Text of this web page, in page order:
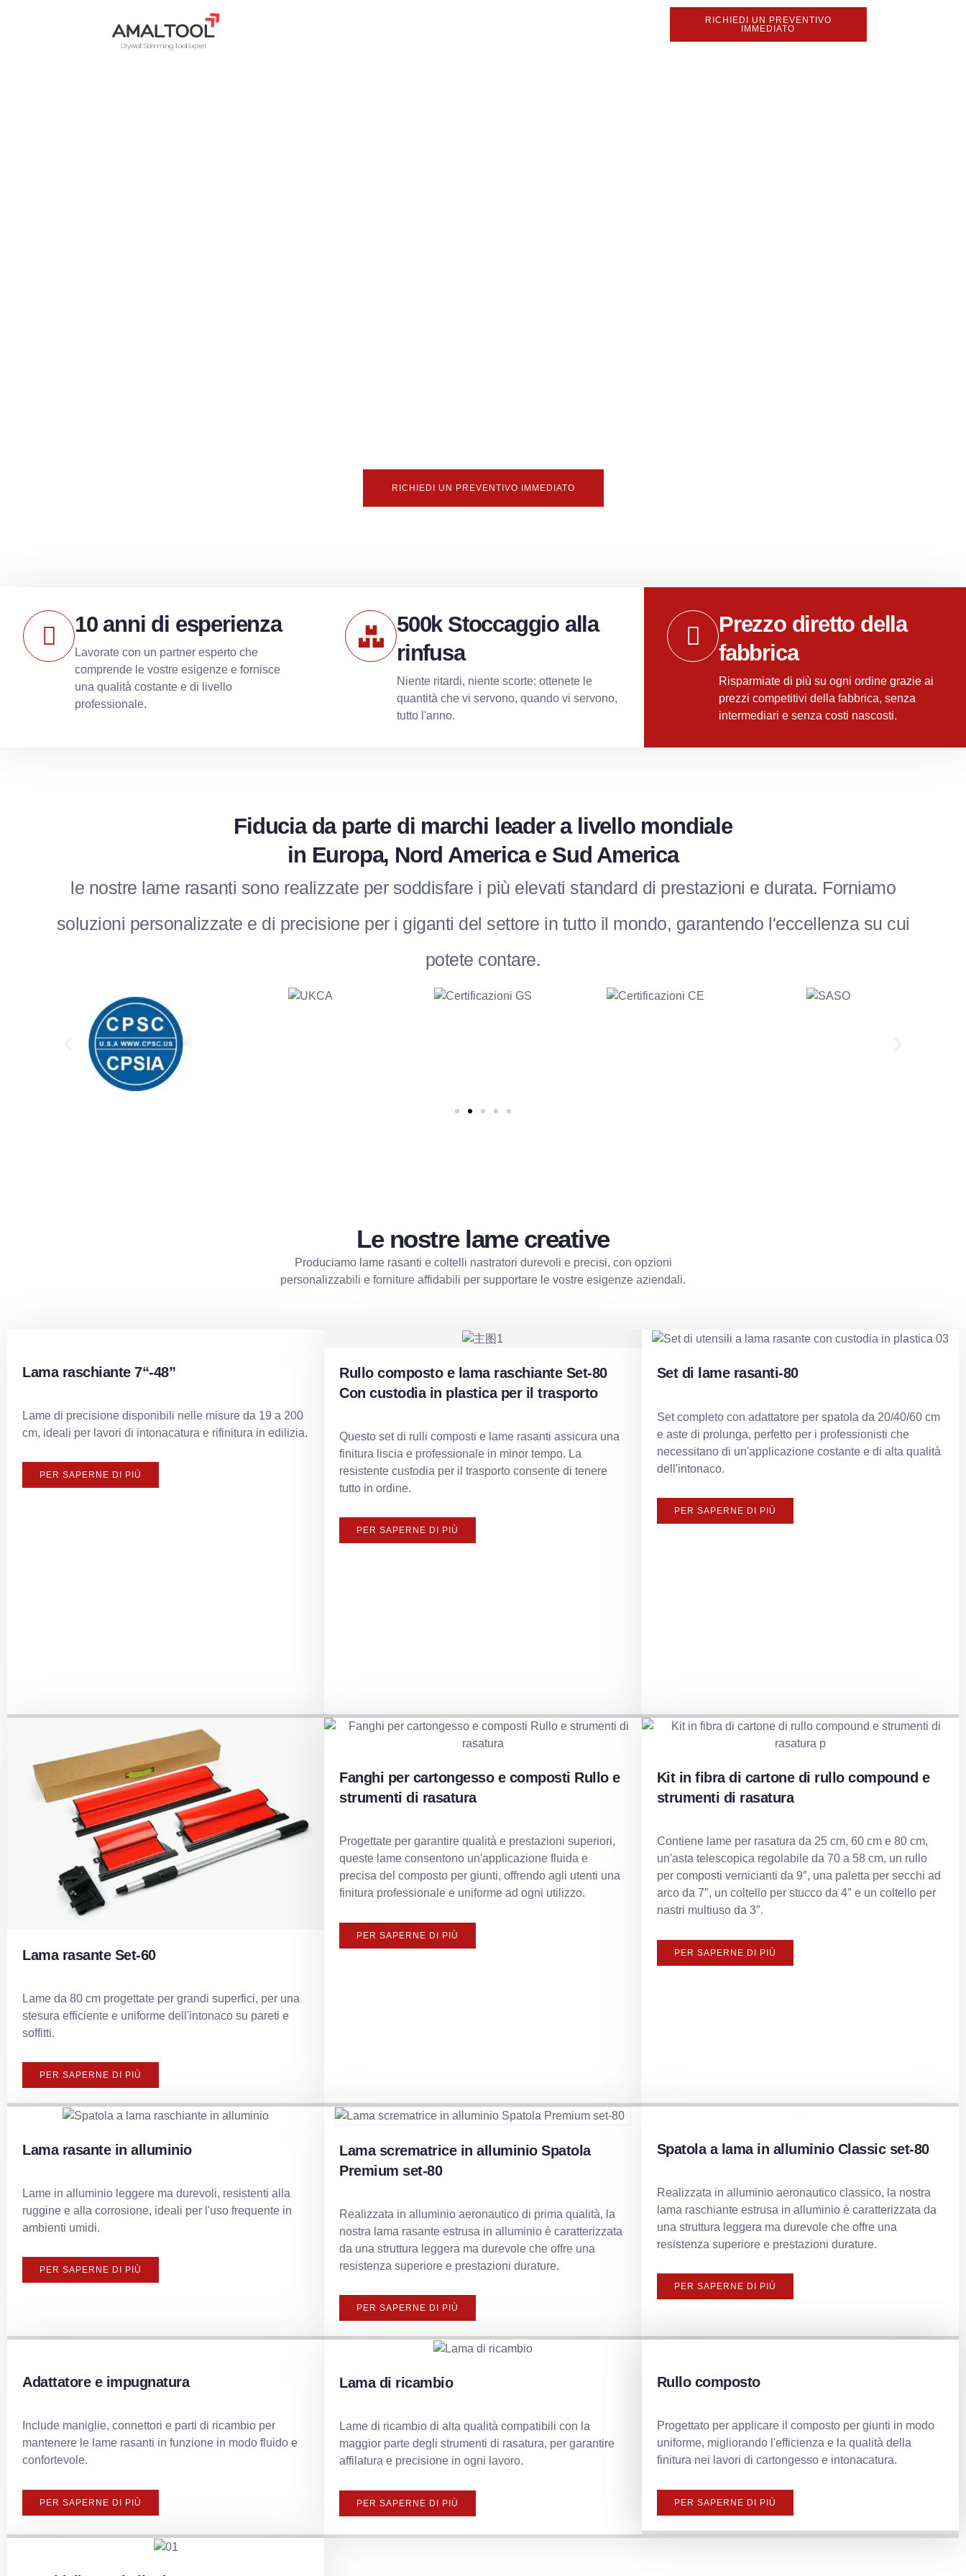
RICHIEDI UN PREVENTIVO
IMMEDIATO
RICHIEDI UN PREVENTIVO IMMEDIATO
10 anni di esperienza
Lavorate con un partner esperto che
comprende le vostre esigenze e fornisce
una qualità costante e di livello
professionale.
500k Stoccaggio alla
rinfusa
Niente ritardi, niente scorte: ottenete le
quantità che vi servono, quando vi servono,
tutto l'anno.
Prezzo diretto della
fabbrica
Risparmiate di più su ogni ordine grazie ai
prezzi competitivi della fabbrica, senza
intermediari e senza costi nascosti.
Fiducia da parte di marchi leader a livello mondiale
in Europa, Nord America e Sud America
le nostre lame rasanti sono realizzate per soddisfare i più elevati standard di prestazioni e durata. Forniamo
soluzioni personalizzate e di precisione per i giganti del settore in tutto il mondo, garantendo l'eccellenza su cui
potete contare.
Le nostre lame creative
Produciamo lame rasanti e coltelli nastratori durevoli e precisi, con opzioni
personalizzabili e forniture affidabili per supportare le vostre esigenze aziendali.
Lama raschiante 7“-48”
Lame di precisione disponibili nelle misure da 19 a 200
cm, ideali per lavori di intonacatura e rifinitura in edilizia.
PER SAPERNE DI PIÙ
Rullo composto e lama raschiante Set-80
Con custodia in plastica per il trasporto
Questo set di rulli composti e lame rasanti assicura una
finitura liscia e professionale in minor tempo. La
resistente custodia per il trasporto consente di tenere
tutto in ordine.
PER SAPERNE DI PIÙ
Set di lame rasanti-80
Set completo con adattatore per spatola da 20/40/60 cm
e aste di prolunga, perfetto per i professionisti che
necessitano di un'applicazione costante e di alta qualità
dell'intonaco.
PER SAPERNE DI PIÙ
Lama rasante Set-60
Lame da 80 cm progettate per grandi superfici, per una
stesura efficiente e uniforme dell'intonaco su pareti e
soffitti.
PER SAPERNE DI PIÙ
Fanghi per cartongesso e composti Rullo e
strumenti di rasatura
Progettate per garantire qualità e prestazioni superiori,
queste lame consentono un'applicazione fluida e
precisa del composto per giunti, offrendo agli utenti una
finitura professionale e uniforme ad ogni utilizzo.
PER SAPERNE DI PIÙ
Kit in fibra di cartone di rullo compound e
strumenti di rasatura
Contiene lame per rasatura da 25 cm, 60 cm e 80 cm,
un'asta telescopica regolabile da 70 a 58 cm, un rullo
per composti vernicianti da 9″, una paletta per secchi ad
arco da 7″, un coltello per stucco da 4″ e un coltello per
nastri multiuso da 3″.
PER SAPERNE DI PIÙ
Lama rasante in alluminio
Lame in alluminio leggere ma durevoli, resistenti alla
ruggine e alla corrosione, ideali per l'uso frequente in
ambienti umidi.
PER SAPERNE DI PIÙ
Lama scrematrice in alluminio Spatola
Premium set-80
Realizzata in alluminio aeronautico di prima qualità, la
nostra lama rasante estrusa in alluminio è caratterizzata
da una struttura leggera ma durevole che offre una
resistenza superiore e prestazioni durature.
PER SAPERNE DI PIÙ
Spatola a lama in alluminio Classic set-80
Realizzata in alluminio aeronautico classico, la nostra
lama raschiante estrusa in alluminio è caratterizzata da
una struttura leggera ma durevole che offre una
resistenza superiore e prestazioni durature.
PER SAPERNE DI PIÙ
Adattatore e impugnatura
Include maniglie, connettori e parti di ricambio per
mantenere le lame rasanti in funzione in modo fluido e
confortevole.
PER SAPERNE DI PIÙ
Lama di ricambio
Lame di ricambio di alta qualità compatibili con la
maggior parte degli strumenti di rasatura, per garantire
affilatura e precisione in ogni lavoro.
PER SAPERNE DI PIÙ
Rullo composto
Progettato per applicare il composto per giunti in modo
uniforme, migliorando l'efficienza e la qualità della
finitura nei lavori di cartongesso e intonacatura.
PER SAPERNE DI PIÙ